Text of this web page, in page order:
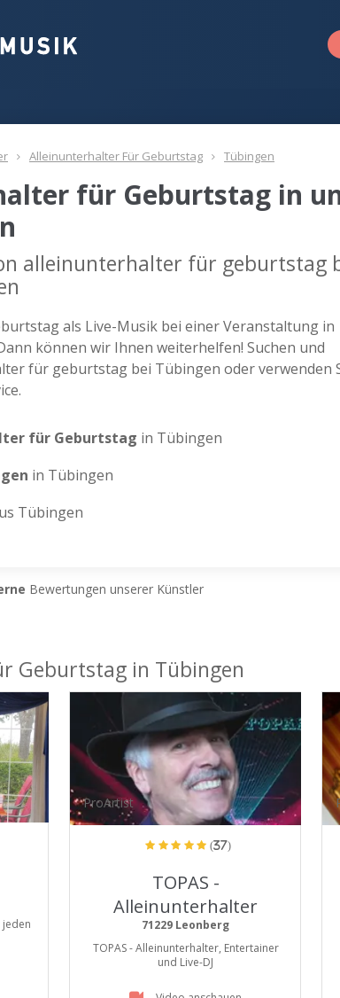
Alleinunterhalter Für Geburtstag Tübingen
für Geburtstag in
alleinunterhalter für geburtstag
als Live-Musik bei einer Veranstaltung in
können wir Ihnen weiterhelfen! Suchen und
für geburtstag bei Tübingen oder verwenden
für Geburtstag in Tübingen
in Tübingen
Tübingen
Bewertungen unserer Künstler
Geburtstag in Tübingen
jeden
ProArtist
(37)
TOPAS -
Alleinunterhalter
71229 Leonberg
TOPAS - Alleinunterhalter, Entertainer
und Live-DJ